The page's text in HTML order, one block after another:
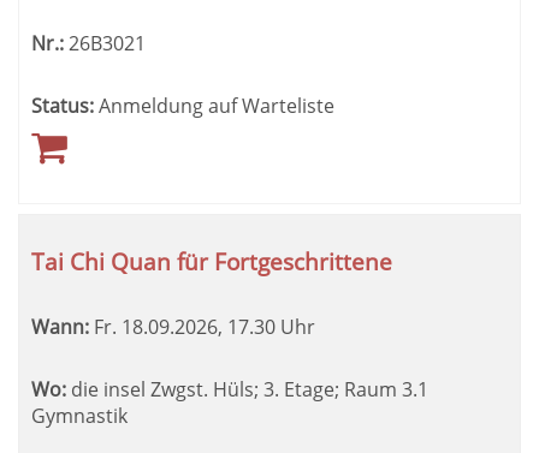
Nr.:26B3021
Status:Anmeldung auf Warteliste
Tai Chi Quan für Fortgeschrittene
Wann: Fr. 18.09.2026, 17.30 Uhr
Wo: die insel Zwgst. Hüls; 3. Etage; Raum 3.1
Gymnastik